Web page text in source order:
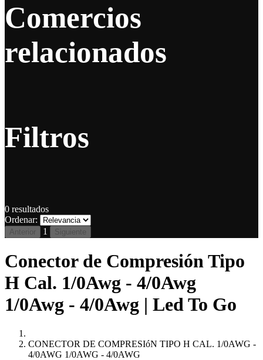
Comercios
relacionados
Filtros
0 resultados
Ordenar:
Anterior 1 Siguiente
Conector de Compresión Tipo
H Cal. 1/0Awg - 4/0Awg
1/0Awg - 4/0Awg | Led To Go
CONECTOR DE COMPRESIóN TIPO H CAL. 1/0AWG -
4/0AWG 1/0AWG - 4/0AWG